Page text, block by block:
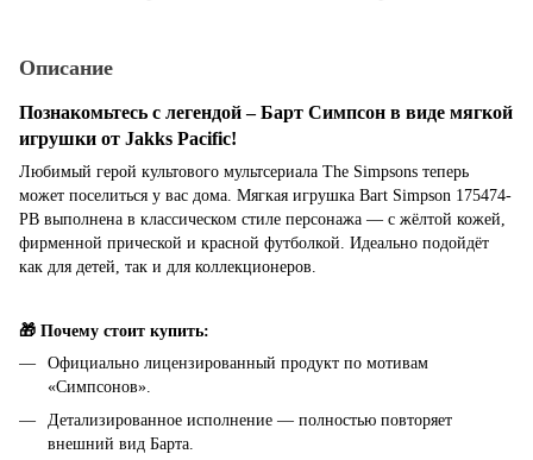
Описание
Познакомьтесь с легендой – Барт Симпсон в виде мягкой
игрушки от Jakks Pacific!
Любимый герой культового мультсериала The Simpsons теперь
может поселиться у вас дома. Мягкая игрушка Bart Simpson 175474-
PB выполнена в классическом стиле персонажа — с жёлтой кожей,
фирменной прической и красной футболкой. Идеально подойдёт
как для детей, так и для коллекционеров.
🎁 Почему стоит купить:
Официально лицензированный продукт по мотивам
«Симпсонов».
Детализированное исполнение — полностью повторяет
внешний вид Барта.